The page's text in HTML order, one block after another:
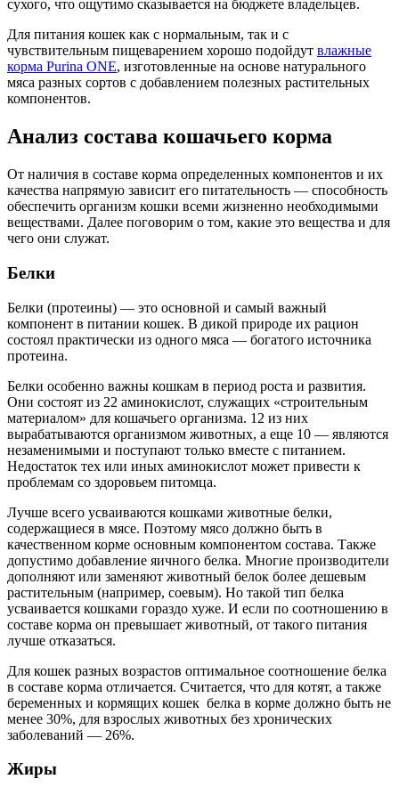
сухого, что ощутимо сказывается на бюджете владельцев.
Для питания кошек как с нормальным, так и с
чувствительным пищеварением хорошо подойдут влажные
корма Purina ONE, изготовленные на основе натурального
мяса разных сортов с добавлением полезных растительных
компонентов.
Анализ состава кошачьего корма
От наличия в составе корма определенных компонентов и их
качества напрямую зависит его питательность — способность
обеспечить организм кошки всеми жизненно необходимыми
веществами. Далее поговорим о том, какие это вещества и для
чего они служат.
Белки
Белки (протеины) — это основной и самый важный
компонент в питании кошек. В дикой природе их рацион
состоял практически из одного мяса — богатого источника
протеина.
Белки особенно важны кошкам в период роста и развития.
Они состоят из 22 аминокислот, служащих «строительным
материалом» для кошачьего организма. 12 из них
вырабатываются организмом животных, а еще 10 — являются
незаменимыми и поступают только вместе с питанием.
Недостаток тех или иных аминокислот может привести к
проблемам со здоровьем питомца.
Лучше всего усваиваются кошками животные белки,
содержащиеся в мясе. Поэтому мясо должно быть в
качественном корме основным компонентом состава. Также
допустимо добавление яичного белка. Многие производители
дополняют или заменяют животный белок более дешевым
растительным (например, соевым). Но такой тип белка
усваивается кошками гораздо хуже. И если по соотношению в
составе корма он превышает животный, от такого питания
лучше отказаться.
Для кошек разных возрастов оптимальное соотношение белка
в составе корма отличается. Считается, что для котят, а также
беременных и кормящих кошек белка в корме должно быть не
менее 30%, для взрослых животных без хронических
заболеваний — 26%.
Жиры